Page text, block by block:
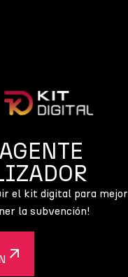
el kit digital para
la subvención!